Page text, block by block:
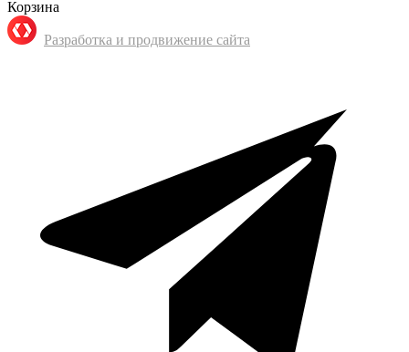
Корзина
Разработка и продвижение сайта